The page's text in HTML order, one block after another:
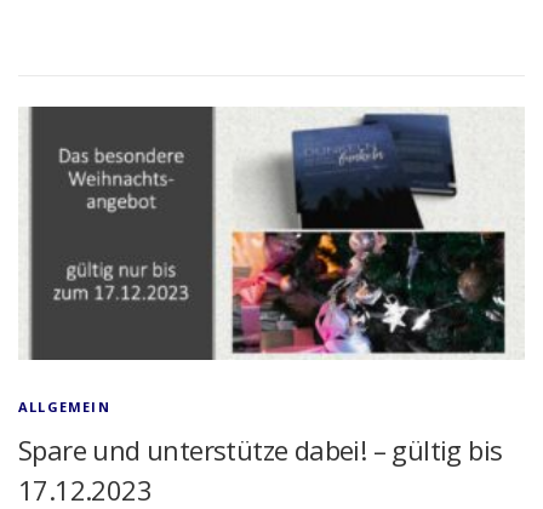
ALLGEMEIN
Spare und unterstütze dabei! – gültig bis
17.12.2023